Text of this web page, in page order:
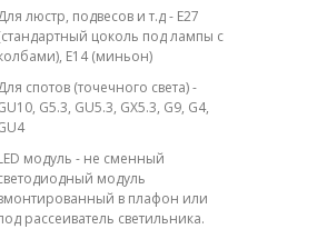
люстр, подвесов и т.д - E27
цоколь под лампы с
E14 (миньон)
спотов (точечного света) -
G5.3, GU5.3, GX5.3, G9, G4,
модуль - не сменный
модуль
в плафон или
рассеиватель светильника.